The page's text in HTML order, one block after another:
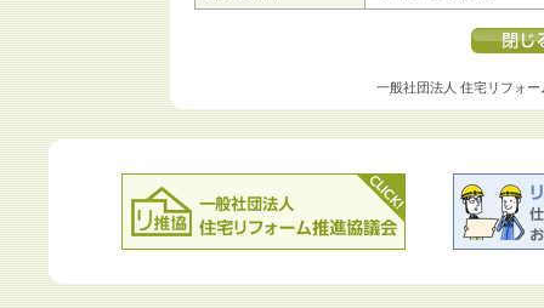
一般社団法人 住宅リフォー